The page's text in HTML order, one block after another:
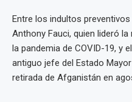
Entre los indultos
Anthony Fauci, quien lideró
la pandemia de COVID-19, y
antiguo jefe del Estado
retirada de Afganistán en